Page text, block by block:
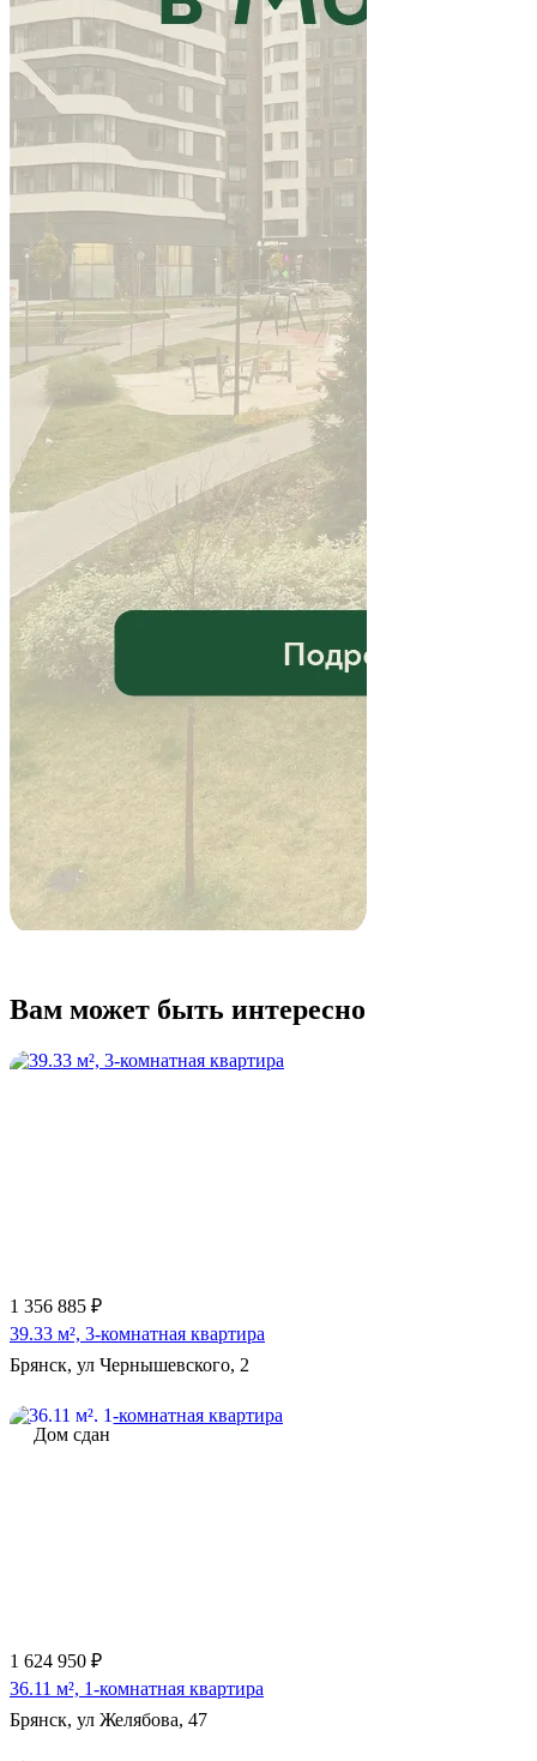
Вам может быть интересно
1 356 885 ₽
39.33 м², 3-комнатная квартира
Брянск, ул Чернышевского, 2
Дом сдан
1 624 950 ₽
36.11 м², 1-комнатная квартира
Брянск, ул Желябова, 47